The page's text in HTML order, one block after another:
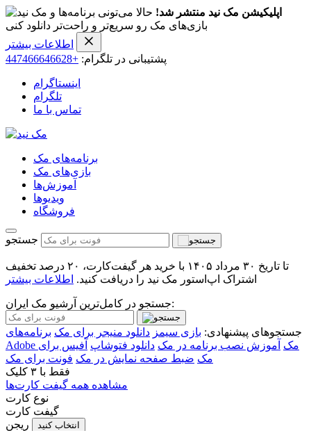
اپلیکیشن مک نید منتشر شد! حالا می‌تونی برنامه‌ها و
بازی‌های مک رو سریع‌تر و راحت‌تر دانلود کنی
اطلاعات بیشتر
پشتیبانی در تلگرام: +447466646628
اینستاگرام
تلگرام
تماس با ما
برنامه‌های مک
بازی‌های مک
آموزش‌ها
ویدیو‌ها
فروشگاه
جستجو
تا تاریخ ۳۰ مرداد ۱۴۰۵ با خرید هر گیفت‌کارت، ۲۰ درصد تخفیف
اشتراک اپ‌استور مک نید را دریافت کنید. اطلاعات بیشتر
جستجو در کامل‌ترین آرشیو مک ایران:
جستجوهای پیشنهادی: بازی سیمز دانلود منیجر برای مک برنامه‌های
Adobe مک آموزش نصب برنامه در مک دانلود فتوشاپ آفیس برای
مک ضبط صفحه نمایش در مک فونت برای مک
فقط با ۳ کلیک
مشاهده همه گیفت کارت‌ها
نوع کارت
گیفت کارت
ریجن
انتخاب کنید